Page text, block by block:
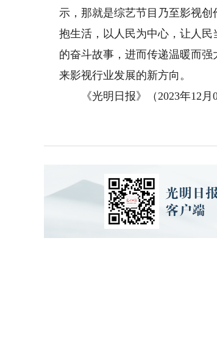
示，那就是综艺节目乃至影视
抱生活，以人民为中心，让人
的奋斗故事，进而传递温暖而
来影视行业发展的新方向。
《光明日报》（2023年12月